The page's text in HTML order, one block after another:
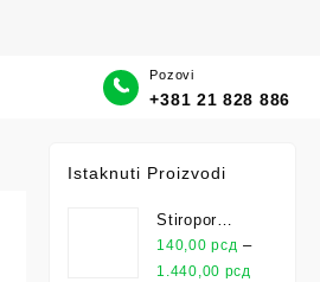
Pozovi
+381 21 828 886
Istaknuti Proizvodi
Stiropor
Jubizol EPS
F-WO
140,00рсд –
1.440,00 рсд